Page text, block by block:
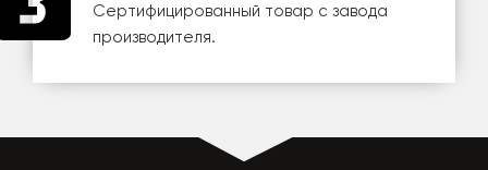
Сертифицированный товар с завода
производителя.